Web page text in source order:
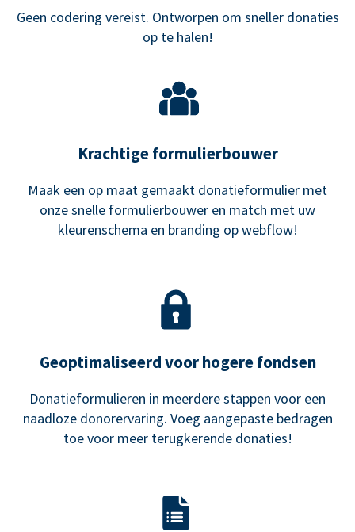
Geen codering vereist. Ontworpen om sneller donaties
op te halen!
Krachtige formulierbouwer
Maak een op maat gemaakt donatieformulier met
onze snelle formulierbouwer en match met uw
kleurenschema en branding op webflow!
Geoptimaliseerd voor hogere fondsen
Donatieformulieren in meerdere stappen voor een
naadloze donorervaring. Voeg aangepaste bedragen
toe voor meer terugkerende donaties!